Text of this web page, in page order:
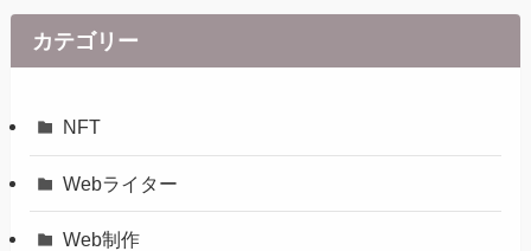
カテゴリー
NFT
Webライター
Web制作